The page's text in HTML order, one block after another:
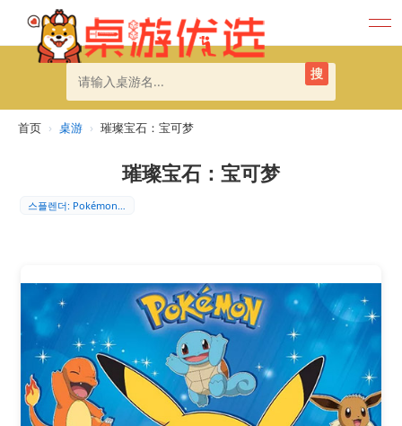
搜
首页 › 桌游 › 璀璨宝石：宝可梦
璀璨宝石：宝可梦
스플렌더: Pokémon (Spl…